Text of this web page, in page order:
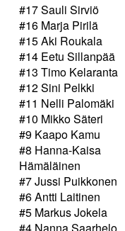
#17 Sauli Sirviö
#16 Marja Pirilä
#15 Aki Roukala
#14 Eetu Sillanpää
#13 Timo Kelaranta
#12 Sini Pelkki
#11 Nelli Palomäki
#10 Mikko Säteri
#9 Kaapo Kamu
#8 Hanna-Kaisa
Hämäläinen
#7 Jussi Puikkonen
#6 Antti Laitinen
#5 Markus Jokela
#4 Nanna Saarhelo